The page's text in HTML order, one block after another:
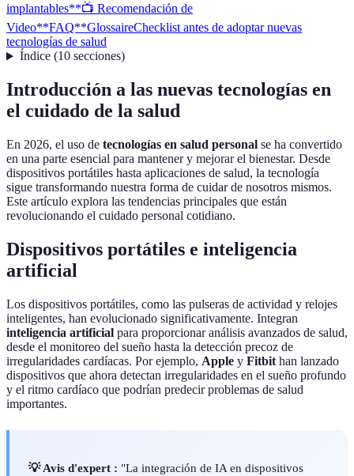
implantables**📺 Recomendación de
Video**FAQ**GlossaireChecklist antes de adoptar nuevas
tecnologías de salud
Índice(10 secciones)
Introducción a las nuevas tecnologías en
el cuidado de la salud
En 2026, el uso de tecnologías en salud personal se ha convertido
en una parte esencial para mantener y mejorar el bienestar. Desde
dispositivos portátiles hasta aplicaciones de salud, la tecnología
sigue transformando nuestra forma de cuidar de nosotros mismos.
Este artículo explora las tendencias principales que están
revolucionando el cuidado personal cotidiano.
Dispositivos portátiles e inteligencia
artificial
Los dispositivos portátiles, como las pulseras de actividad y relojes
inteligentes, han evolucionado significativamente. Integran
inteligencia artificial para proporcionar análisis avanzados de salud,
desde el monitoreo del sueño hasta la detección precoz de
irregularidades cardíacas. Por ejemplo, Apple y Fitbit han lanzado
dispositivos que ahora detectan irregularidades en el sueño profundo
y el ritmo cardíaco que podrían predecir problemas de salud
importantes.
💡 Avis d'expert : "La integración de IA en dispositivos